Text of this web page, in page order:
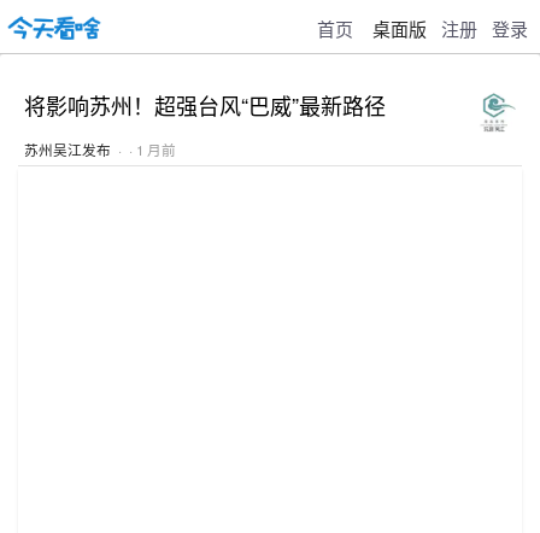
首页 桌面版 注册 登录
将影响苏州！超强台风“巴威”最新路径
苏州吴江发布 · · 1 月前